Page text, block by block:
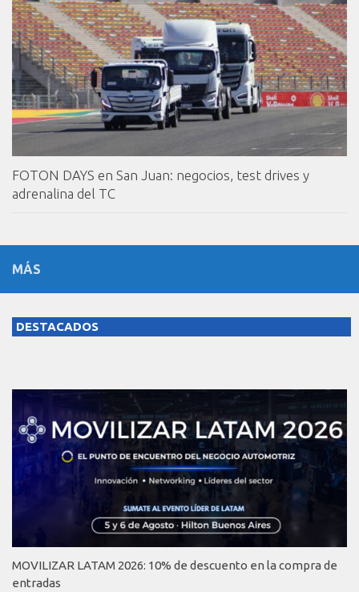
FOTON DAYS en San Juan: negocios, test drives y
adrenalina del TC
MÁS
DESTACADOS
MOVILIZAR LATAM 2026: 10% de descuento en la compra de
entradas